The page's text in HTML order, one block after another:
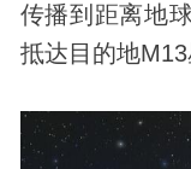
传播到距离地
抵达目的地M13